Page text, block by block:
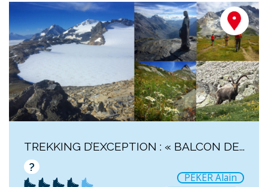
TREKKING D’EXCEPTION : « BALCON DE...
?
PEKER Alain